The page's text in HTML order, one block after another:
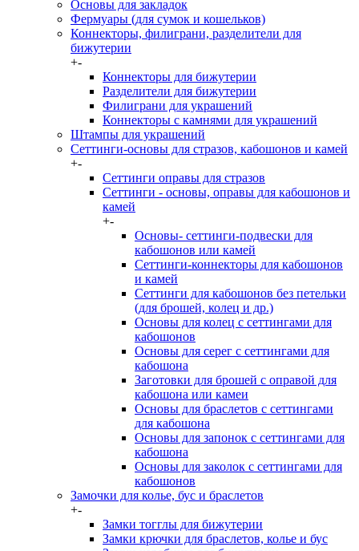
Основы для закладок
Фермуары (для сумок и кошельков)
Коннекторы, филиграни, разделители для
бижутерии
+-
Коннекторы для бижутерии
Разделители для бижутерии
Филиграни для украшений
Коннекторы с камнями для украшений
Штампы для украшений
Сеттинги-основы для стразов, кабошонов и камей
+-
Сеттинги оправы для стразов
Сеттинги - основы, оправы для кабошонов и
камей
+-
Основы- сеттинги-подвески для
кабошонов или камей
Сеттинги-коннекторы для кабошонов
и камей
Сеттинги для кабошонов без петельки
(для брошей, колец и др.)
Основы для колец с сеттингами для
кабошонов
Основы для серег с сеттингами для
кабошона
Заготовки для брошей с оправой для
кабошона или камеи
Основы для браслетов с сеттингами
для кабошона
Основы для запонок с сеттингами для
кабошона
Основы для заколок с сеттингами для
кабошонов
Замочки для колье, бус и браслетов
+-
Замки тогглы для бижутерии
Замки крючки для браслетов, колье и бус